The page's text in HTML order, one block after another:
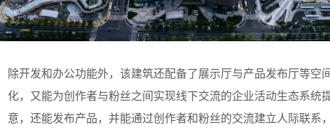
除开发和办公功能外，该建筑还配备了展示厅与产品发布厅等空
化，又能为创作者与粉丝之间实现线下交流的企业活动生态系统
意，还能发布产品，并能通过创作者和粉丝的交流建立人际联系